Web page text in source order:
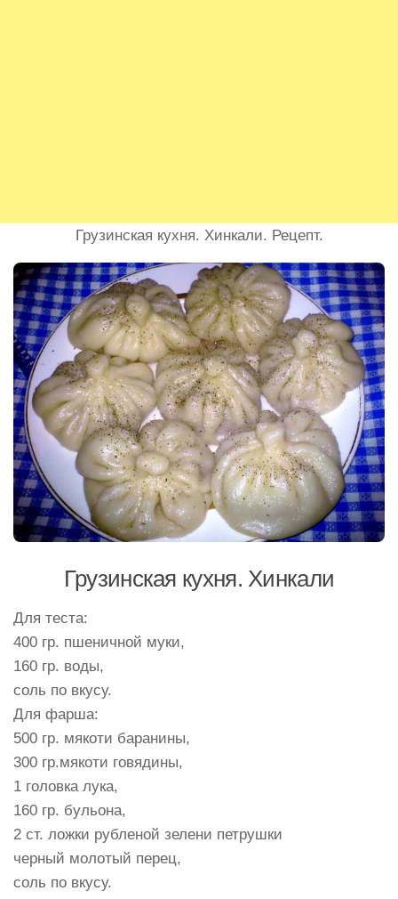
Грузинская кухня. Хинкали. Рецепт.
Грузинская кухня. Хинкали
Для теста:
400 гр. пшеничной муки,
160 гр. воды,
соль по вкусу.
Для фарша:
500 гр. мякоти баранины,
300 гр.мякоти говядины,
1 головка лука,
160 гр. бульона,
2 ст. ложки рубленой зелени петрушки
черный молотый перец,
соль по вкусу.